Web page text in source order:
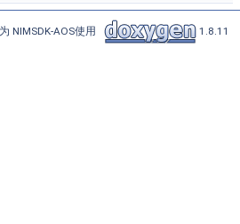
NIMSDK-AOS使用 1.8.11